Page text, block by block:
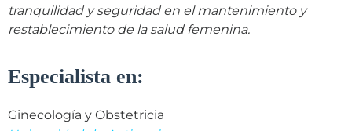
tranquilidad y seguridad en el mantenimiento y
restablecimiento de la salud femenina.
Especialista en:
Ginecología y Obstetricia